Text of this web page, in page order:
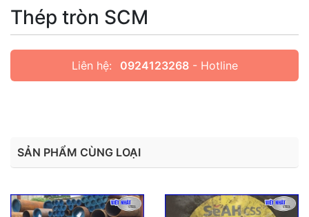
Thép tròn SCM
Liên hệ: 0924123268- Hotline
SẢN PHẨM CÙNG LOẠI